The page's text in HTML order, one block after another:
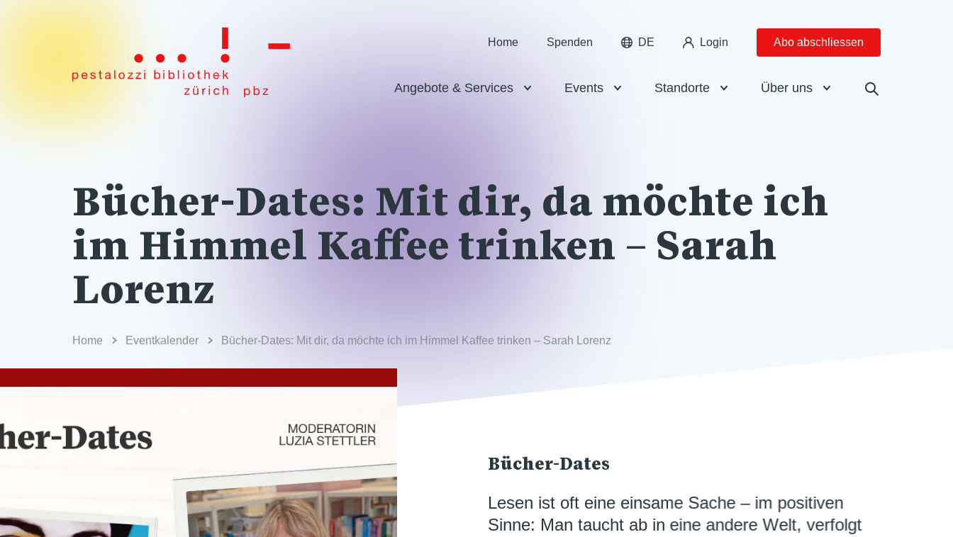
Home Spenden DE Login Abo abschliessen
Angebote & Services Events Standorte Über uns
Bücher-Dates: Mit dir, da möchte ich
im Himmel Kaffee trinken – Sarah
Lorenz
Home Eventkalender Bücher-Dates: Mit dir, da möchte ich im Himmel Kaffee trinken – Sarah Lorenz
Bücher-Dates
Lesen ist oft eine einsame Sache – im positiven
Sinne: Man taucht ab in eine andere Welt, verfolgt